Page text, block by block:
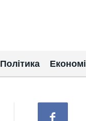
Політика